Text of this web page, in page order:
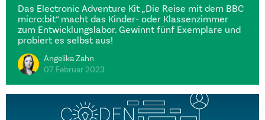
Das Electronic Adventure Kit „Die Reise mit dem BBC
micro:bit“ macht das Kinder- oder Klassenzimmer
zum Entwicklungslabor. Gewinnt fünf Exemplare und
probiert es selbst aus!
Angelika Zahn
07. Februar 2023